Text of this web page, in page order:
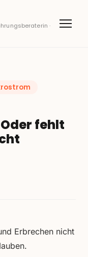
·
fehlt
Erbrechen nicht